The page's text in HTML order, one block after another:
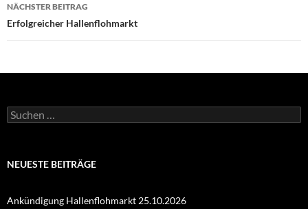
NÄCHSTER BEITRAG
Erfolgreicher Hallenflohmarkt
Suchen
nach:
NEUESTE BEITRÄGE
Ankündigung Hallenflohmarkt 25.10.2026